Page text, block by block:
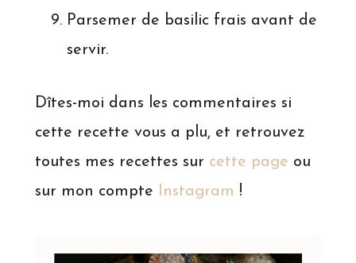
Parsemer de basilic frais avant de
servir.
Dîtes-moi dans les commentaires si
cette recette vous a plu, et retrouvez
toutes mes recettes sur cette page ou
sur mon compte
Instagram !